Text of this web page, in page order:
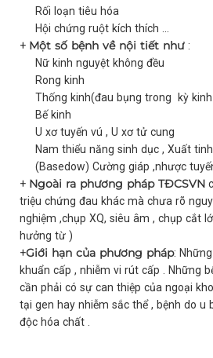
Rối loạn tiêu hóa
Hội chứng ruột kích thích ...
+ Một số bệnh về nội tiết như :
Nữ kinh nguyệt không đều
Rong kinh
Thống kinh(đau bụng trong kỳ kinh
Bế kinh
U xơ tuyến vú , U xơ tử cung
Nam thiểu năng sinh dục , Xuất
(Basedow) Cường giáp ,nhược tuyến
+ Ngoài ra phương pháp TĐCSVN
triệu chứng đau khác mà chưa rõ
nghiệm ,chụp XQ, siêu âm , chụp cắt
hưởng từ )
+Giới hạn của phương pháp:
khuẩn cấp , nhiễm vi rút cấp . Những
cần phải có sự can thiệp của ngoại
tại gen hay nhiễm sắc thể , bệnh do u
độc hóa chất .